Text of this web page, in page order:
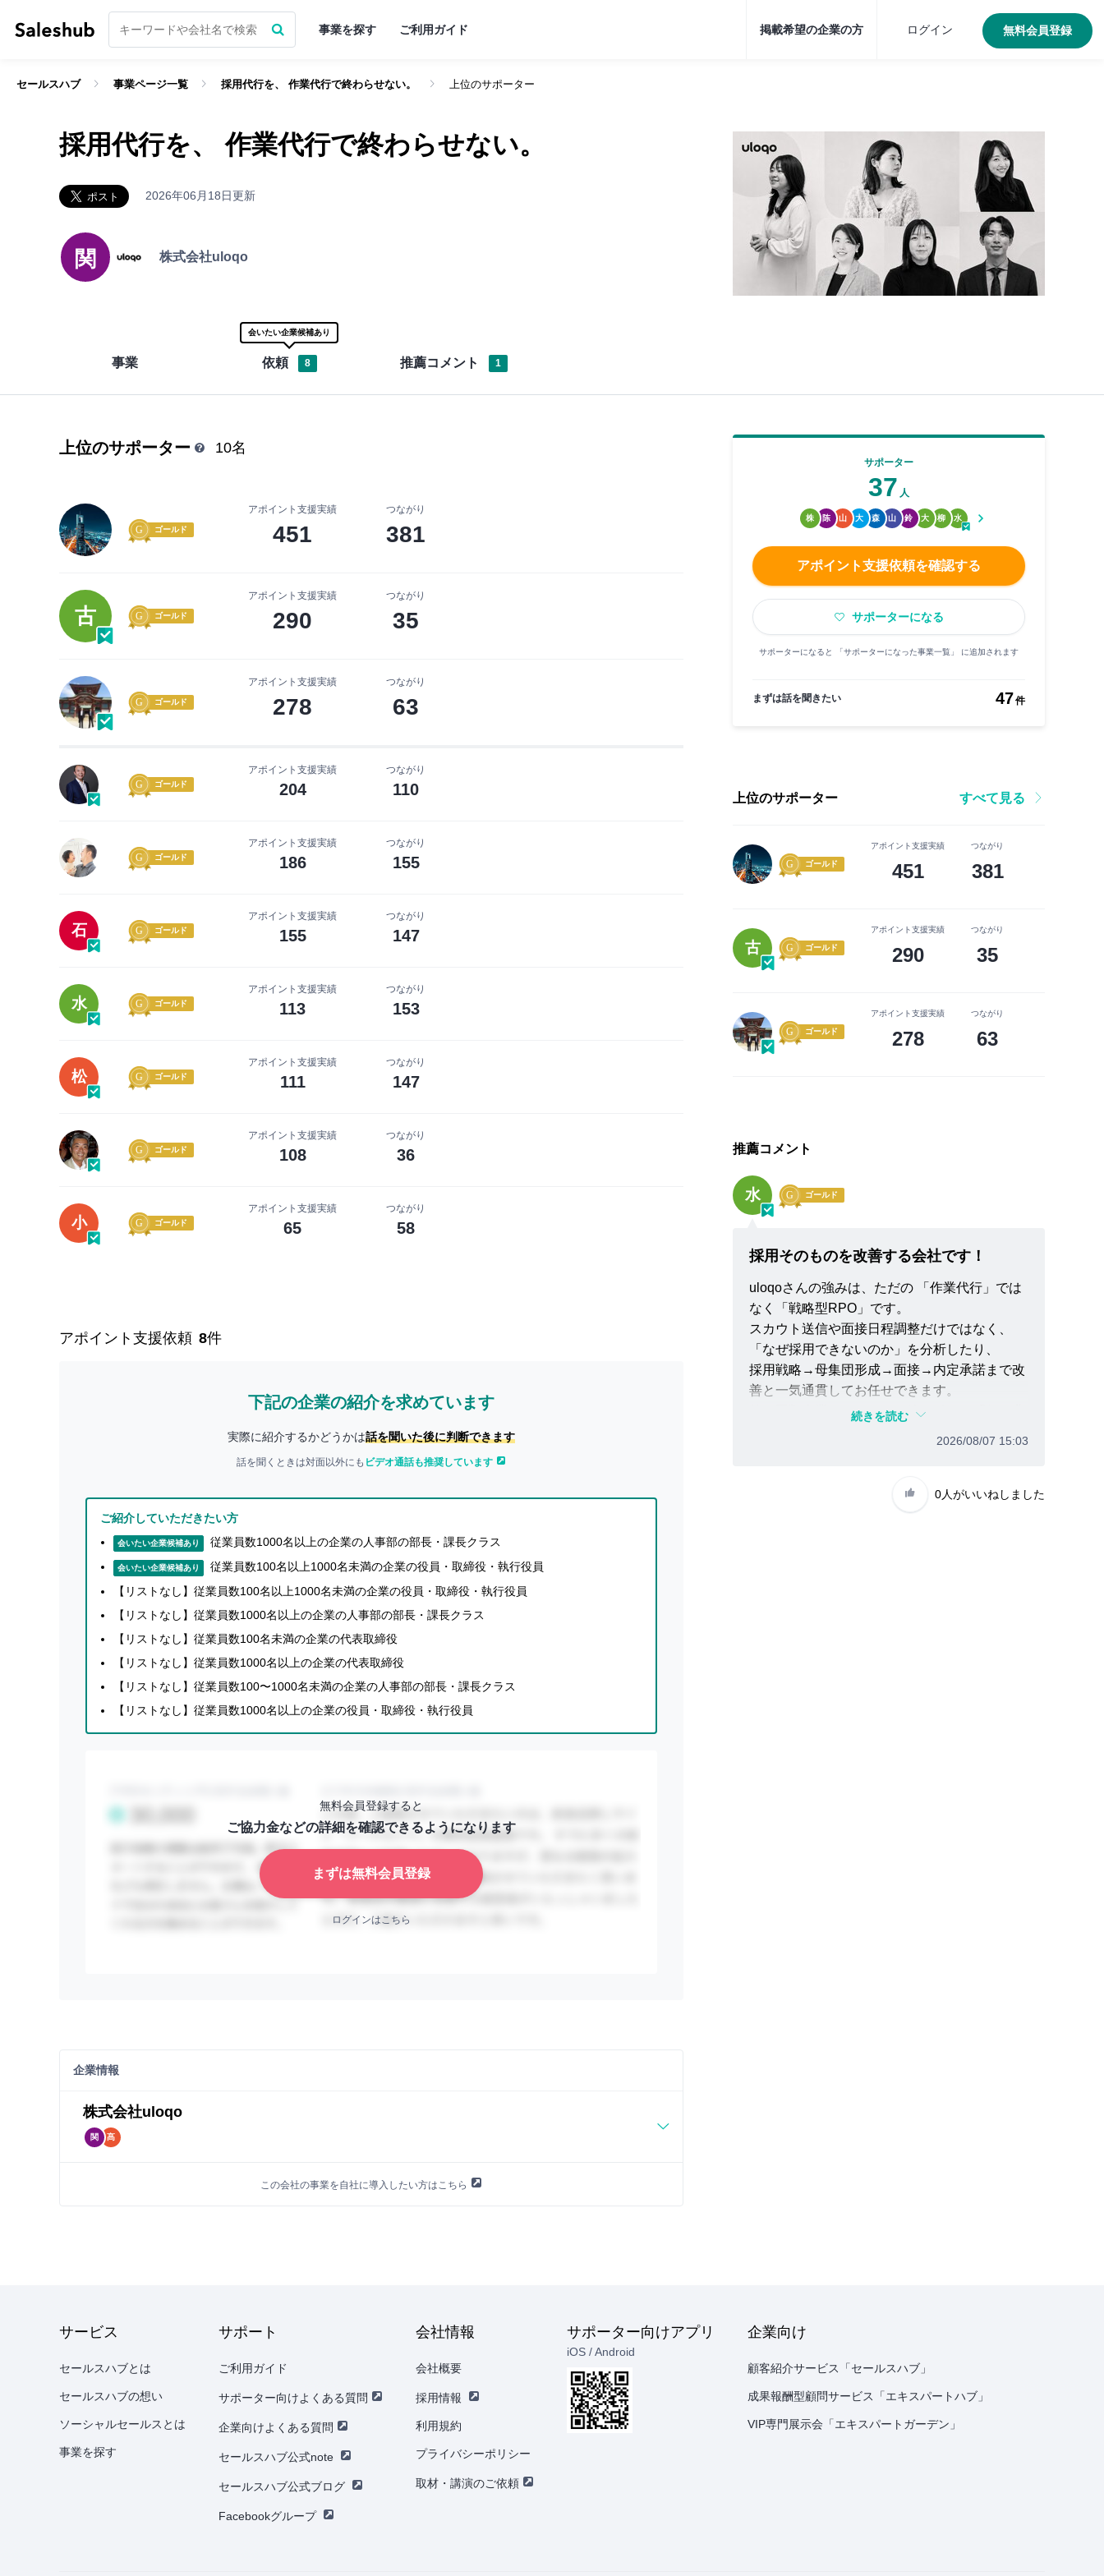
事業を探す ご利用ガイド 掲載希望の企業の方 ログイン 無料会員登録
セールスハブ 事業ページ一覧 採用代行を、 作業代行で終わらせない。 上位のサポーター
採用代行を、 作業代行で終わらせない。
2026年06月18日更新
関 株式会社uloqo
事業
会いたい企業候補あり
依頼 8 推薦コメント 1
上位のサポーター 10名
ゴールド
アポイント支援実績
451
つながり
381
古 ゴールド
アポイント支援実績
290
つながり
35
ゴールド
アポイント支援実績
278
つながり
63
ゴールド
アポイント支援実績
204
つながり
110
ゴールド
アポイント支援実績
186
つながり
155
石 ゴールド
アポイント支援実績
155
つながり
147
水 ゴールド
アポイント支援実績
113
つながり
153
松 ゴールド
アポイント支援実績
111
つながり
147
ゴールド
アポイント支援実績
108
つながり
36
小 ゴールド
アポイント支援実績
65
つながり
58
アポイント支援依頼 8件
下記の企業の紹介を求めています
実際に紹介するかどうかは話を聞いた後に判断できます
話を聞くときは対面以外にも ビデオ通話も推奨しています
ご紹介していただきたい方
会いたい企業候補あり 従業員数1000名以上の企業の人事部の部長・課長クラス
会いたい企業候補あり
従業員数100名以上1000名未満の企業の役員・取締役・執行役員
【リストなし】従業員数100名以上1000名未満の企業の役員・取締役・執行役員
【リストなし】従業員数1000名以上の企業の人事部の部長・課長クラス
【リストなし】従業員数100名未満の企業の代表取締役
【リストなし】従業員数1000名以上の企業の代表取締役
【リストなし】従業員数100〜1000名未満の企業の人事部の部長・課長クラス
【リストなし】従業員数1000名以上の企業の役員・取締役・執行役員
無料会員登録すると
ご協力金などの詳細を確認できるようになります
まずは無料会員登録
ログインはこちら
企業情報
株式会社uloqo
関 髙
この会社の事業を自社に導入したい方はこちら
サポーター
37 人
株 陈 山 大 森 山 鈴 大 柳 水
アポイント支援依頼を確認する
サポーターになる
サポーターになると 「サポーターになった事業一覧」 に追加されます
まずは話を聞きたい 47件
上位のサポーター すべて見る
ゴールド
アポイント支援実績
451
つながり
381
古 ゴールド
アポイント支援実績
290
つながり
35
ゴールド
アポイント支援実績
278
つながり
63
推薦コメント
水 ゴールド
採用そのものを改善する会社です！
uloqoさんの強みは、ただの 「作業代行」では
なく「戦略型RPO」です。
スカウト送信や面接日程調整だけではなく、
「なぜ採用できないのか」を分析したり、
採用戦略→母集団形成→面接→内定承諾まで改
善と一気通貫してお任せできます。
他の同類企業さんとは、一線を引いた「似て非
続きを読む
2026/08/07 15:03
0人がいいねしました
ログインはこちら
「いいね」ができるようになります
サービス
セールスハブとは
セールスハブの想い
ソーシャルセールスとは
事業を探す
サポート
ご利用ガイド
サポーター向けよくある質問
企業向けよくある質問
セールスハブ公式note
セールスハブ公式ブログ
Facebookグループ
会社情報
会社概要
採用情報
利用規約
プライバシーポリシー
取材・講演のご依頼
サポーター向けアプリ
iOS / Android
企業向け
顧客紹介サービス「セールスハブ」
成果報酬型顧問サービス「エキスパートハブ」
VIP専門展示会「エキスパートガーデン」